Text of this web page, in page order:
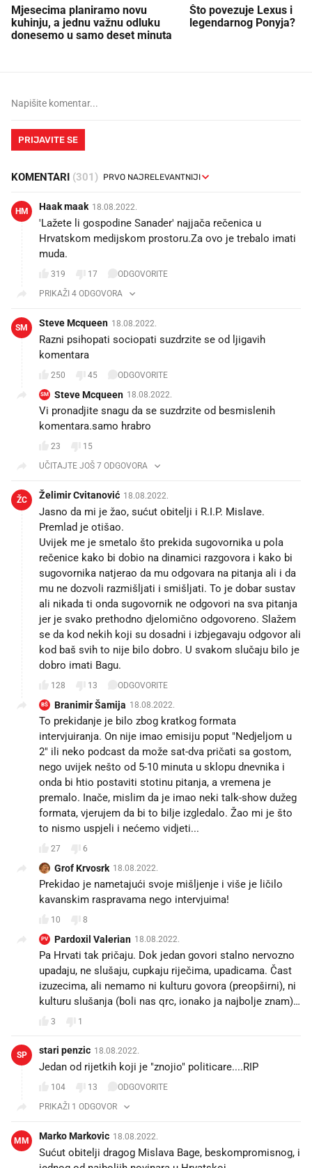
Mjesecima planiramo novu
kuhinju, a jednu važnu odluku
donesemo u samo deset minuta
Što povezuje Lexus i
legendarnog Ponyja?
PRIJAVITE SE
KOMENTARI (301)
HM Haak maak 18.08.2022.
'Lažete li gospodine Sanader' najjača rečenica u
Hrvatskom medijskom prostoru.Za ovo je trebalo imati
muda.
319 17
ODGOVORITE
PRIKAŽI 4 ODGOVORA
SM Steve Mcqueen 18.08.2022.
Razni psihopati sociopati suzdrzite se od ljigavih
komentara
250 45 ODGOVORITE
SM Steve Mcqueen 18.08.2022.
Vi pronadjite snagu da se suzdrzite od besmislenih
komentara.samo hrabro
23
15
UČITAJTE JOŠ 7 ODGOVORA
ŽC Želimir Cvitanović 18.08.2022.
Jasno da mi je žao, sućut obitelji i R.I.P. Mislave.
Premlad je otišao.
Uvijek me je smetalo što prekida sugovornika u pola
rečenice kako bi dobio na dinamici razgovora i kako bi
sugovornika natjerao da mu odgovara na pitanja ali i da
mu ne dozvoli razmišljati i smišljati. To je dobar sustav
ali nikada ti onda sugovornik ne odgovori na sva pitanja
jer je svako prethodno djelomično odgovoreno. Slažem
se da kod nekih koji su dosadni i izbjegavaju odgovor ali
kod baš svih to nije bilo dobro. U svakom slučaju bilo je
dobro imati Bagu.
128 13 ODGOVORITE
BŠ Branimir Šamija 18.08.2022.
To prekidanje je bilo zbog kratkog formata
intervjuiranja. On nije imao emisiju poput "Nedjeljom u
2" ili neko podcast da može sat-dva pričati sa gostom,
nego uvijek nešto od 5-10 minuta u sklopu dnevnika i
onda bi htio postaviti stotinu pitanja, a vremena je
premalo. Inače, mislim da je imao neki talk-show dužeg
formata, vjerujem da bi to bilje izgledalo. Žao mi je što
to nismo uspjeli i nećemo vidjeti...
27 6
Grof Krvosrk 18.08.2022.
Prekidao je nametajući svoje mišljenje i više je ličilo
kavanskim raspravama nego intervjuima!
10 8
PV Pardoxil Valerian 18.08.2022.
Pa Hrvati tak pričaju. Dok jedan govori stalno nervozno
upadaju, ne slušaju, cupkaju riječima, upadicama. Čast
izuzecima, ali nemamo ni kulturu govora (preopširni), ni
kulturu slušanja (boli nas qrc, ionako ja najbolje znam)…
3 1
SP stari penzic 18.08.2022.
Jedan od rijetkih koji je "znojio" politicare....RIP
104 13
ODGOVORITE
PRIKAŽI 1 ODGOVOR
MM Marko Markovic 18.08.2022.
Sućut obitelji dragog Mislava Bage, beskompromisnog, i